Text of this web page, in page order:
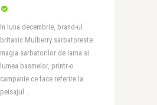
In luna decembrie, brand-ul
britanic Mulberry sarbatoreste
magia sarbatorilor de iarna si
lumea basmelor, printr-o
campanie ce face referire la
peisajul ..